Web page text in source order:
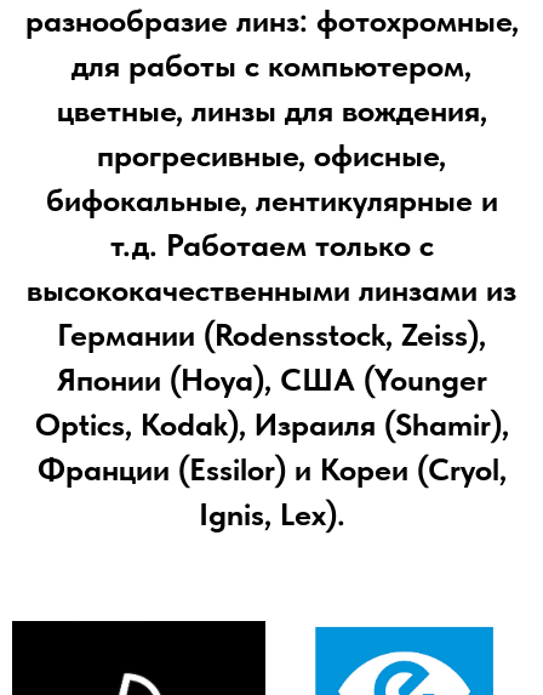
разнообразие линз: фотохромные,
для работы с компьютером,
цветные, линзы для вождения,
прогресивные, офисные,
бифокальные, лентикулярные и
т.д. Работаем только с
высококачественными линзами из
Германии (Rodensstock, Zeiss),
Японии (Hoya), США (Younger
Optics, Kodak), Израиля (Shamir),
Франции (Essilor) и Кореи (Cryol,
Ignis, Lex).